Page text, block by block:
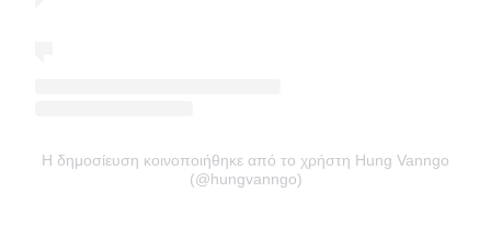
Η δημοσίευση κοινοποιήθηκε από το χρήστη Hung Vanngo
(@hungvanngo)